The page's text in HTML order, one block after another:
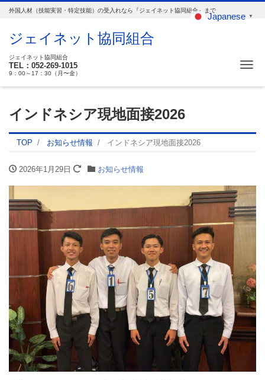
外国人材（技能実習・特定技能）の受入れなら『ジェイネット協同組合』まで
ジェイネット協同組合
ジェイネット協同組合
TEL：052-269-1015
9：00～17：30（月〜金）
インドネシア現地面接2026
TOP お知らせ情報 インドネシア現地面接2026
2026年1月29日 お知らせ情報
Japanese ▼